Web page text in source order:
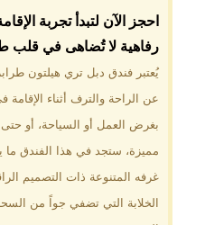
لماذا
تري
موقع مميز في
من أهم المعالم
الخضراء.
مسبحًا داخليًا،
رياضية،
احجز الآن لتبدأ تجربة
رفاهية لا تُضاهى في قلب
يُعتبر فندق دبل تري هيلتون
عن الراحة والترف أثناء
بغرض العمل أو السياحة، أو
مميزة، ستجد في هذا الفندق ما
غرفه المتنوعة ذات التصميم
الخلابة التي تضفي جواً من